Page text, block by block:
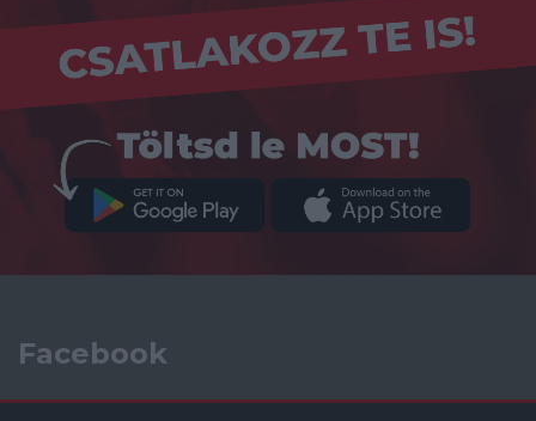
Facebook